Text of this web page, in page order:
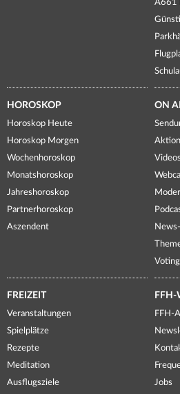
A661
HOROSKOP
Horoskop Heute
Horoskop Morgen
Wochenhoroskop
Monatshoroskop
Jahreshoroskop
Partnerhoroskop
Aszendent
ON
Videos
Voting
FREIZEIT
Veranstaltungen
Spielplätze
Rezepte
Meditation
Ausflugsziele
FFH-
FFH-
Jobs